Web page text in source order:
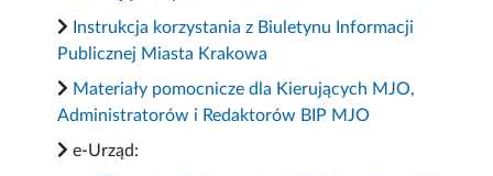
Instrukcja korzystania z Biuletynu Informacji
Publicznej Miasta Krakowa
Materiały pomocnicze dla Kierujących MJO,
Administratorów i Redaktorów BIP MJO
e-Urząd: